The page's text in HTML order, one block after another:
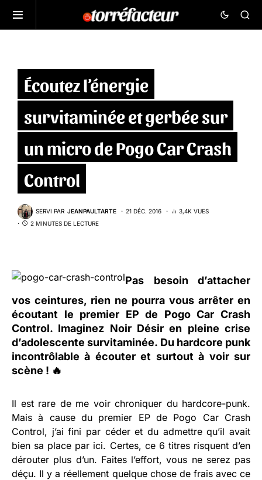
Écoutez l’énergie
survitaminée et gerbée sur
un micro de Pogo Car Crash
Control
SERVI PAR JEANPAULTARTE 21 DÉC. 2016
3,4K VUES
2 MINUTES DE LECTURE
Pas besoin d’attacher
vos ceintures, rien ne pourra vous arrêter en
écoutant le premier EP de Pogo Car Crash
Control. Imaginez Noir Désir en pleine crise
d’adolescente survitaminée. Du hardcore punk
incontrôlable à écouter et surtout à voir sur
scène ! 🔥
Il est rare de me voir chroniquer du hardcore-punk.
Mais à cause du premier EP de Pogo Car Crash
Control, j’ai fini par céder et du admettre qu’il avait
bien sa place par ici. Certes, ce 6 titres risquent d’en
dérouter plus d’un. Faites l’effort, vous ne serez pas
déçu. Il y a réellement quelque chose de frais avec ce